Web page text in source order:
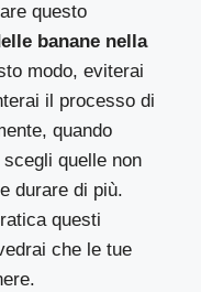
questo
banane nella
modo, eviterai
il processo di
quando
quelle non
durare di più.
questi
che le tue